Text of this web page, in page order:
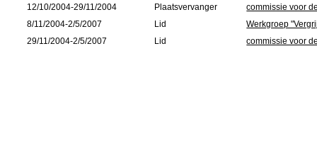
12/10/2004-29/11/2004
Plaatsvervanger
commissie voor
8/11/2004-2/5/2007
Lid
Werkgroep
29/11/2004-2/5/2007
Lid commissie voor